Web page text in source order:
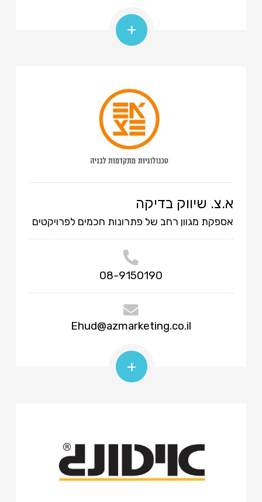
+
א.צ. שיווק בדיקה
אספקת מגוון רחב של פתרונות חכמים לפרויקטים
08-9150190
Ehud@azmarketing.co.il
+